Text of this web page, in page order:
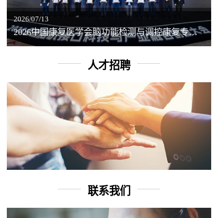
2026/07/13
2026中国康复医学会脑功能检测与调控康复专业委员会学术年会丨脑客中国：脑机接口——EEG驱动TMS闭环调控工作坊
人才招聘
联系我们